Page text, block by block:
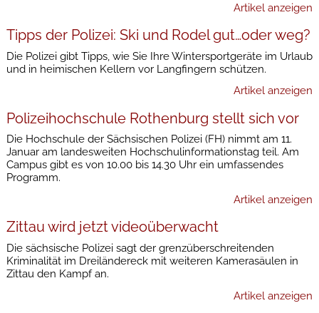
Artikel anzeigen
Tipps der Polizei: Ski und Rodel gut…oder weg?
Die Polizei gibt Tipps, wie Sie Ihre Wintersportgeräte im Urlaub
und in heimischen Kellern vor Langfingern schützen.
Artikel anzeigen
Polizeihochschule Rothenburg stellt sich vor
Die Hochschule der Sächsischen Polizei (FH) nimmt am 11.
Januar am landesweiten Hochschulinformationstag teil. Am
Campus gibt es von 10.00 bis 14.30 Uhr ein umfassendes
Programm.
Artikel anzeigen
Zittau wird jetzt videoüberwacht
Die sächsische Polizei sagt der grenzüberschreitenden
Kriminalität im Dreiländereck mit weiteren Kamerasäulen in
Zittau den Kampf an.
Artikel anzeigen